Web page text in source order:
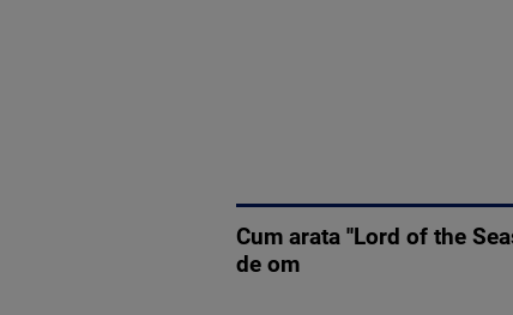
Cum arata ''Lord of the
de om